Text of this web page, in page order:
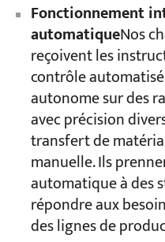
Fonctionnement
automatiqueNos
reçoivent les
contrôle
autonome sur des
avec précision
transfert de
manuelle. Ils
automatique à des
répondre aux
des lignes de